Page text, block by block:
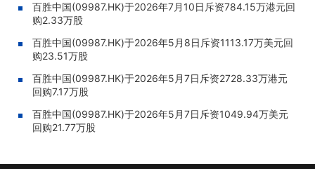
百胜中国(09987.HK)于2026年7月10日斥资784.15万港元回
购2.33万股
百胜中国(09987.HK)于2026年5月8日斥资1113.17万美元回
购23.51万股
百胜中国(09987.HK)于2026年5月7日斥资2728.33万港元
回购7.17万股
百胜中国(09987.HK)于2026年5月7日斥资1049.94万美元
回购21.77万股